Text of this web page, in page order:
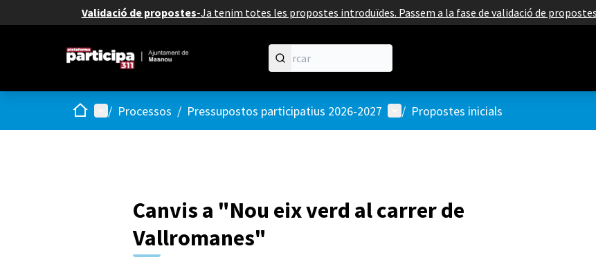
Validació de propostes-Ja tenim totes les propostes introduïdes. Passem a la fase de validació de
Inici Menú principal
/ Processos / Pressupostos participatius 2026-2027 Menú d'usuari
/ Propostes inicials
Canvis a "Nou eix verd al carrer de
Vallromanes"